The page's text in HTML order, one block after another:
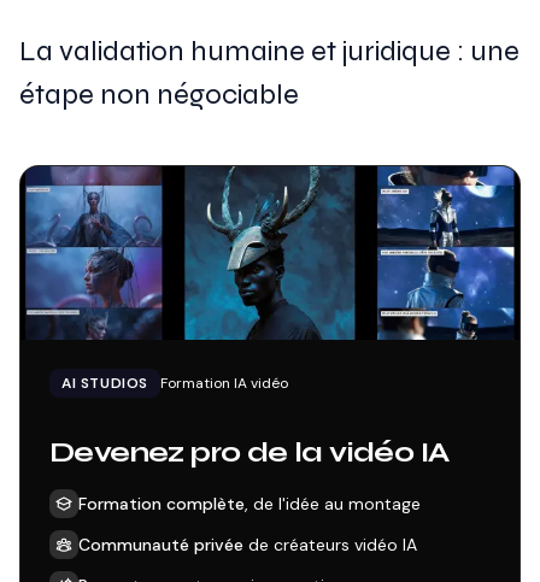
La validation humaine et juridique : une
étape non négociable
AI STUDIOS Formation IA vidéo
Devenez pro de la vidéo IA
Formation complète, de l'idée au montage
Communauté privée de créateurs vidéo IA